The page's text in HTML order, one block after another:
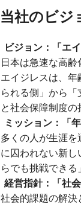
当社のビジ
ビジョン：「エ
日本は急速な高
エイジレスは、年
られる側」から
と社会保障制度の
ミッション：「
多くの人が生涯
に囚われない新し
らでも挑戦できる
経営指針：「社
社会的課題の解決